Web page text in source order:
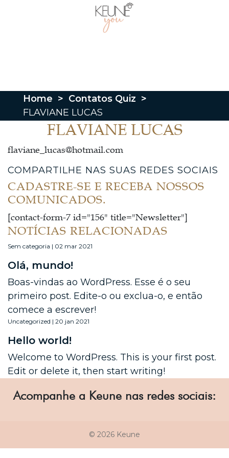
Home > Contatos Quiz >
FLAVIANE LUCAS
FLAVIANE LUCAS
flaviane_lucas@hotmail.com
COMPARTILHE NAS SUAS REDES SOCIAIS
CADASTRE-SE E RECEBA NOSSOS
COMUNICADOS.
[contact-form-7 id="156" title="Newsletter"]
NOTÍCIAS RELACIONADAS
Sem categoria | 02 mar 2021
Olá, mundo!
Boas-vindas ao WordPress. Esse é o seu
primeiro post. Edite-o ou exclua-o, e então
comece a escrever!
Uncategorized | 20 jan 2021
Hello world!
Welcome to WordPress. This is your first post.
Edit or delete it, then start writing!
Acompanhe a Keune nas redes sociais:
© 2026 Keune